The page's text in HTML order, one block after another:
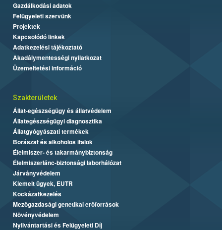
Gazdálkodási adatok
Felügyeleti szervünk
Projektek
Kapcsolódó linkek
Adatkezelési tájékoztató
Akadálymentességi nyilatkozat
Üzemeltetési információ
Szakterületek
Állat-egészségügy és állatvédelem
Állategészségügyi diagnosztika
Állatgyógyászati termékek
Borászat és alkoholos italok
Élelmiszer- és takarmánybiztonság
Élelmiszerlánc-biztonsági laborhálózat
Járványvédelem
Kiemelt ügyek, EUTR
Kockázatkezelés
Mezőgazdasági genetikai erőforrások
Növényvédelem
Nyilvántartási és Felügyeleti Díj